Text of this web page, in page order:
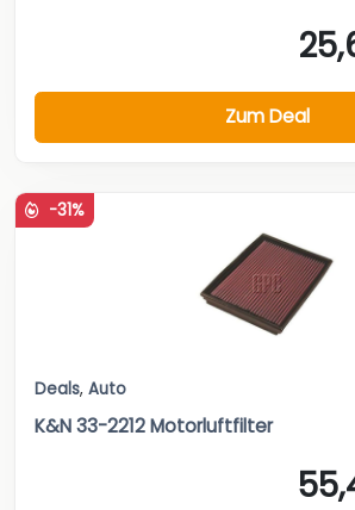
Zum Deal
-31%
Deals, Auto
K&N 33-2212 Motorluftfilter